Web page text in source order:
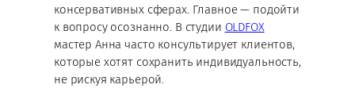
консервативных сферах. Главное — подойти
к вопросу осознанно. В студии OLDFOX
мастер Анна часто консультирует клиентов,
которые хотят сохранить индивидуальность,
не рискуя карьерой.